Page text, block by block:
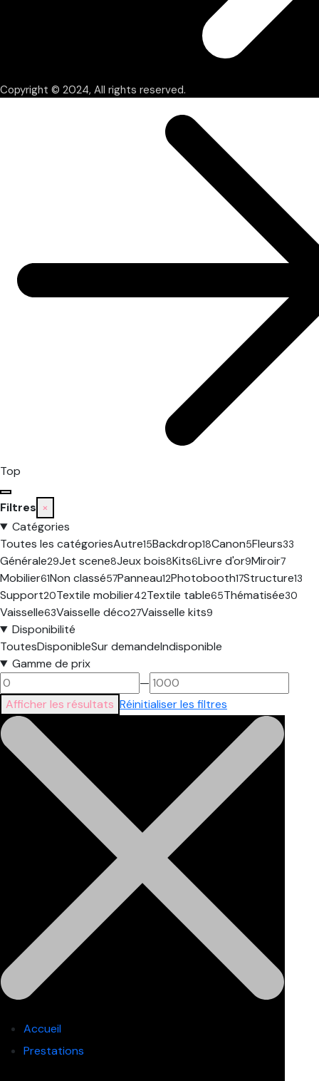
Copyright © 2024, All rights reserved.
Top
Filtres ×
Catégories
Toutes les catégoriesAutre15Backdrop18Canon5Fleurs33
Générale29Jet scene8Jeux bois8Kits6Livre d'or9Miroir7
Mobilier61Non classé57Panneau12Photobooth17Structure13
Support20Textile mobilier42Textile table65Thématisée30
Vaisselle63Vaisselle déco27Vaisselle kits9
Disponibilité
ToutesDisponibleSur demandeIndisponible
Gamme de prix
—
Afficher les résultats Réinitialiser les filtres
Accueil
Prestations